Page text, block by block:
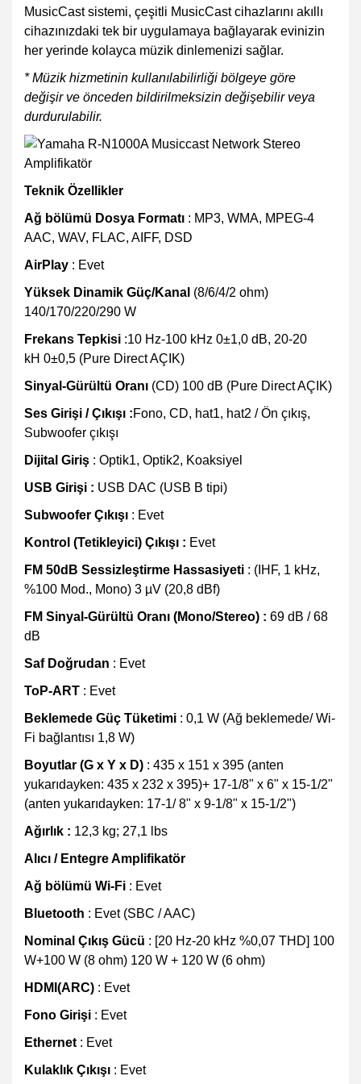
MusicCast sistemi, çeşitli MusicCast cihazlarını akıllı
cihazınızdaki tek bir uygulamaya bağlayarak evinizin
her yerinde kolayca müzik dinlemenizi sağlar.
* Müzik hizmetinin kullanılabilirliği bölgeye göre
değişir ve önceden bildirilmeksizin değişebilir veya
durdurulabilir.
Teknik Özellikler
Ağ bölümü Dosya Formatı : MP3, WMA, MPEG-4
AAC, WAV, FLAC, AIFF, DSD
AirPlay : Evet
Yüksek Dinamik Güç/Kanal (8/6/4/2 ohm)
140/170/220/290 W
Frekans Tepkisi :10 Hz-100 kHz 0±1,0 dB, 20-20
kH 0±0,5 (Pure Direct AÇIK)
Sinyal-Gürültü Oranı (CD) 100 dB (Pure Direct AÇIK)
Ses Girişi / Çıkışı :Fono, CD, hat1, hat2 / Ön çıkış,
Subwoofer çıkışı
Dijital Giriş : Optik1, Optik2, Koaksiyel
USB Girişi : USB DAC (USB B tipi)
Subwoofer Çıkışı : Evet
Kontrol (Tetikleyici) Çıkışı : Evet
FM 50dB Sessizleştirme Hassasiyeti : (IHF, 1 kHz,
%100 Mod., Mono) 3 µV (20,8 dBf)
FM Sinyal-Gürültü Oranı (Mono/Stereo) : 69 dB / 68
dB
Saf Doğrudan : Evet
ToP-ART : Evet
Beklemede Güç Tüketimi : 0,1 W (Ağ beklemede/ Wi-
Fi bağlantısı 1,8 W)
Boyutlar (G x Y x D) : 435 x 151 x 395 (anten
yukarıdayken: 435 x 232 x 395)+ 17-1/8" x 6" x 15-1/2"
(anten yukarıdayken: 17-1/ 8" x 9-1/8" x 15-1/2")
Ağırlık : 12,3 kg; 27,1 lbs
Alıcı / Entegre Amplifikatör
Ağ bölümü Wi-Fi : Evet
Bluetooth : Evet (SBC / AAC)
Nominal Çıkış Gücü : [20 Hz-20 kHz %0,07 THD] 100
W+100 W (8 ohm) 120 W + 120 W (6 ohm)
HDMI(ARC) : Evet
Fono Girişi : Evet
Ethernet : Evet
Kulaklık Çıkışı : Evet